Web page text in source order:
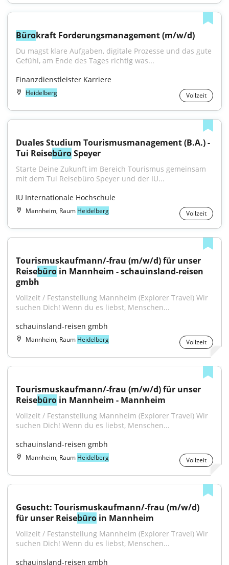
Bürokraft Forderungsmanagement (m/w/d)
Du magst klare Aufgaben, digitale Prozesse und das gute
Gefühl, am Ende des Tages richtig was...
Finanzdienstleister Karriere
Heidelberg Vollzeit
Duales Studium Tourismusmanagement (B.A.) -
Tui Reisebüro Speyer
Starte Deine Zukunft im Bereich Tourismus gemeinsam
mit dem Tui Reisebüro Speyer und der IU...
IU Internationale Hochschule
Mannheim, Raum Heidelberg Vollzeit
Tourismuskaufmann/-frau (m/w/d) für unser
Reisebüro in Mannheim - schauinsland-reisen
gmbh
Vollzeit / Festanstellung Mannheim (Explorer Travel) Wir
suchen Dich! Wenn du es liebst, Menschen...
schauinsland-reisen gmbh
Mannheim, Raum Heidelberg Vollzeit
Tourismuskaufmann/-frau (m/w/d) für unser
Reisebüro in Mannheim - Mannheim
Vollzeit / Festanstellung Mannheim (Explorer Travel) Wir
suchen Dich! Wenn du es liebst, Menschen...
schauinsland-reisen gmbh
Mannheim, Raum Heidelberg Vollzeit
Gesucht: Tourismuskaufmann/-frau (m/w/d)
für unser Reisebüro in Mannheim
Vollzeit / Festanstellung Mannheim (Explorer Travel) Wir
suchen Dich! Wenn du es liebst, Menschen...
schauinsland-reisen gmbh